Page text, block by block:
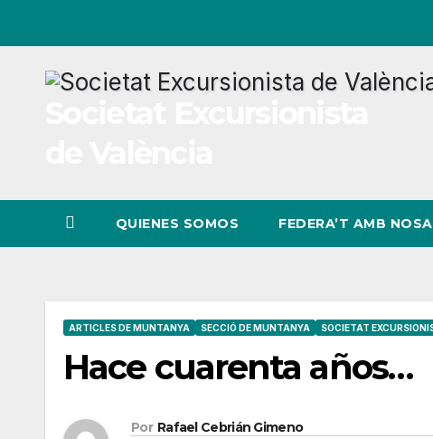
contenido
QUIENES SOMOS FEDERA’T AMB
ARTICLES DE MUNTANYA SECCIÓ DE MUNTANYA SOCIETAT
Hace cuarenta años…
Por Rafael Cebrián Gimeno